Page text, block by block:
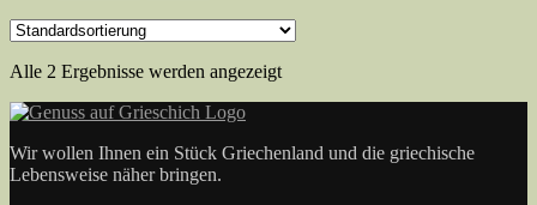
Varianten
Die
können
auf
Alle 2 Ergebnisse werden angezeigt
Wir wollen Ihnen ein Stück Griechenland und die griechische
Lebensweise näher bringen.